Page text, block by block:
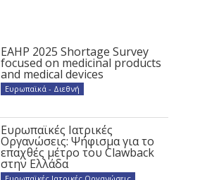
EAHP 2025 Shortage Survey
focused on medicinal products
and medical devices
Ευρωπαϊκά - Διεθνή
Ευρωπαϊκές Ιατρικές
Οργανώσεις: Ψήφισμα για το
επαχθές μέτρο του Clawback
στην Ελλάδα